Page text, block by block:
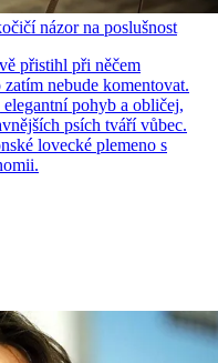
názor na poslušnost
přistihl při něčem
nebude komentovat.
pohyb a obličej,
psích tváří vůbec.
lovecké plemeno s